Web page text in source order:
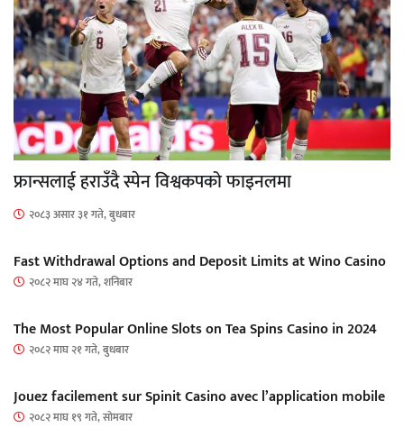
फ्रान्सलाई हराउँदै स्पेन विश्वकपको फाइनलमा
२०८३ असार ३१ गते, बुधबार
Fast Withdrawal Options and Deposit Limits at Wino Casino
२०८२ माघ २४ गते, शनिबार
The Most Popular Online Slots on Tea Spins Casino in 2024
२०८२ माघ २१ गते, बुधबार
Jouez facilement sur Spinit Casino avec l’application mobile
२०८२ माघ १९ गते, सोमबार